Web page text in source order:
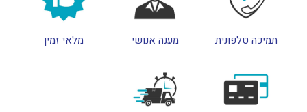
תמיכה טלפונית מענה אנושי מלאי זמין